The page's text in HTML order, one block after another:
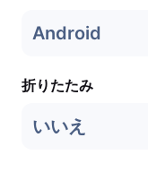
Android
折りたたみ
いいえ